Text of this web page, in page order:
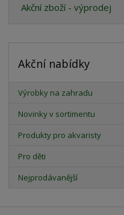
Akční zboží - výprodej
Akční nabídky
Výrobky na zahradu
Novinky v sortimentu
Produkty pro akvaristy
Pro děti
Nejprodávanější